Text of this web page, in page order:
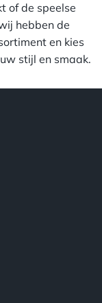
of de speelse
hebben de
en kies
stijl en smaak.